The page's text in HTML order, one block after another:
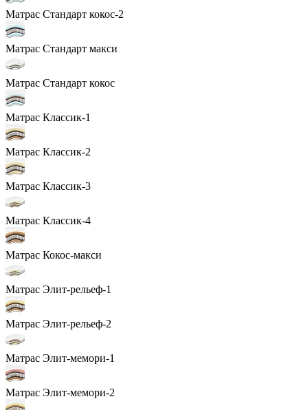
Матрас Стандарт кокос-2
Матрас Стандарт макси
Матрас Стандарт кокос
Матрас Классик-1
Матрас Классик-2
Матрас Классик-3
Матрас Классик-4
Матрас Кокос-макси
Матрас Элит-рельеф-1
Матрас Элит-рельеф-2
Матрас Элит-мемори-1
Матрас Элит-мемори-2